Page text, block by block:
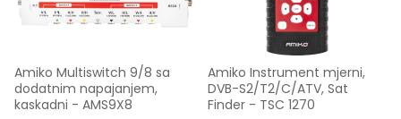
Amiko Multiswitch 9/8 sa
dodatnim napajanjem,
kaskadni - AMS9X8
Amiko Instrument mjerni,
DVB-S2/T2/C/ATV, Sat
Finder - TSC 1270